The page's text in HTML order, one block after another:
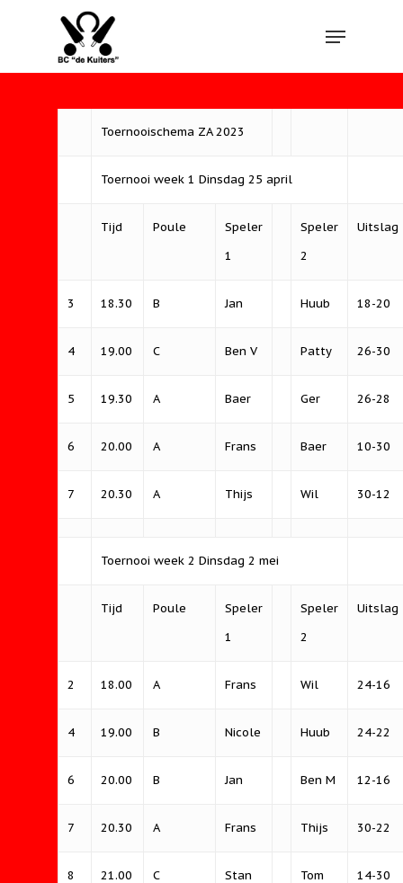
Toernooischema ZA 2023
Toernooi week 1 Dinsdag 25 april
Tijd Poule
Speler
1
Speler
2
Uitslag
3 18.30 B Jan Huub 18-20
4 19.00 C Ben V Patty 26-30
5 19.30 A Baer Ger 26-28
6 20.00 A Frans Baer 10-30
7 20.30 A Thijs Wil 30-12
Toernooi week 2 Dinsdag 2 mei
Tijd Poule
Speler
1
Speler
2
Uitslag
2 18.00 A Frans Wil 24-16
4 19.00 B Nicole Huub 24-22
6 20.00 B Jan Ben M 12-16
7 20.30 A Frans Thijs 30-22
8 21.00 C Stan Tom 14-30